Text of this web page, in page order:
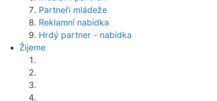
Partneři mládeže
Reklamní nabídka
Hrdý partner - nabídka
Žijeme